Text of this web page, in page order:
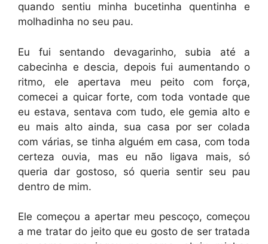
quando sentiu minha bucetinha quentinha e
molhadinha no seu pau.
Eu fui sentando devagarinho, subia até a
cabecinha e descia, depois fui aumentando o
ritmo, ele apertava meu peito com força,
comecei a quicar forte, com toda vontade que
eu estava, sentava com tudo, ele gemia alto e
eu mais alto ainda, sua casa por ser colada
com várias, se tinha alguém em casa, com toda
certeza ouvia, mas eu não ligava mais, só
queria dar gostoso, só queria sentir seu pau
dentro de mim.
Ele começou a apertar meu pescoço, começou
a me tratar do jeito que eu gosto de ser tratada